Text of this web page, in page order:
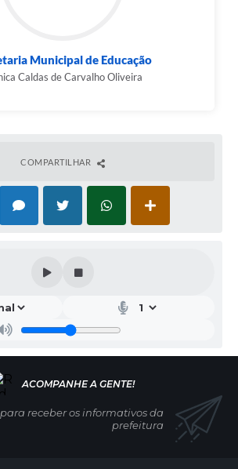
Municipal de Educação
Caldas de Carvalho Oliveira
COMPARTILHAR
para receber os informativos da
prefeitura